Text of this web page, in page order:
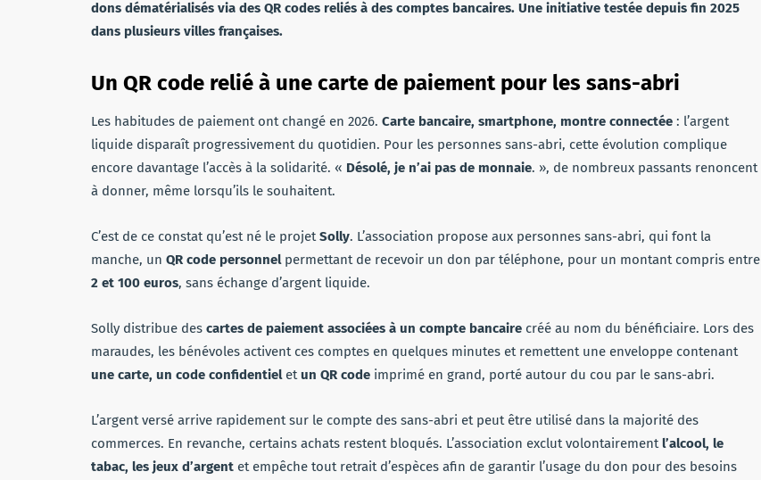
dons dématérialisés via des QR codes reliés à des comptes bancaires. Une initiative testée depuis fin 2025
dans plusieurs villes françaises.
Un QR code relié à une carte de paiementpour les sans-abri
Les habitudes de paiement ont changé en 2026. Carte bancaire, smartphone, montre connectée : l’argent
liquide disparaît progressivement du quotidien. Pour les personnes sans-abri, cette évolution complique
encore davantage l’accès à la solidarité. « Désolé, je n’ai pas de monnaie. », de nombreux passants renoncent
à donner, même lorsqu’ils le souhaitent.
C’est de ce constat qu’est né le projetSolly. L’association propose aux personnes sans-abri, qui font la
manche, un QR code personnelpermettant de recevoir un don par téléphone, pour un montant compris entre
2 et 100 euros, sans échange d’argent liquide.
Solly distribue des cartes de paiement associées à un compte bancaire créé au nom du bénéficiaire. Lors des
maraudes, les bénévoles activent ces comptes en quelques minutes et remettent une enveloppe contenant
une carte, un code confidentieletun QR code imprimé en grand, porté autour du cou par le sans-abri.
L’argent versé arrive rapidement sur le compte des sans-abri et peut être utilisé dans la majorité des
commerces. En revanche, certains achats restent bloqués. L’association exclut volontairementl’alcool, le
tabac, les jeux d’argent et empêche tout retrait d’espèces afin de garantir l’usage du don pour des besoins